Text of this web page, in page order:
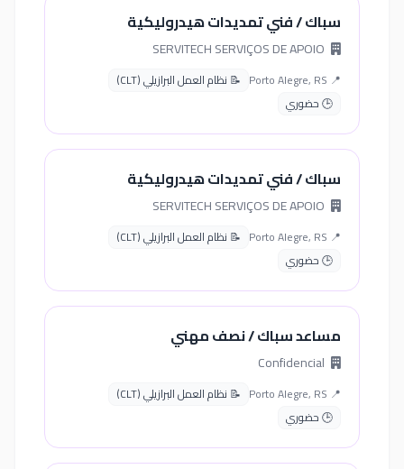
سباك / فني تمديدات هيدروليكية
📍 Porto Alegre, RS
📝 نظام العمل البرازيلي (CLT)
🕒 حضوري
سباك / فني تمديدات هيدروليكية
📍 Porto Alegre, RS
📝 نظام العمل البرازيلي (CLT)
🕒 حضوري
مساعد سباك / نصف مهني
📍 Porto Alegre, RS
📝 نظام العمل البرازيلي (CLT)
🕒 حضوري